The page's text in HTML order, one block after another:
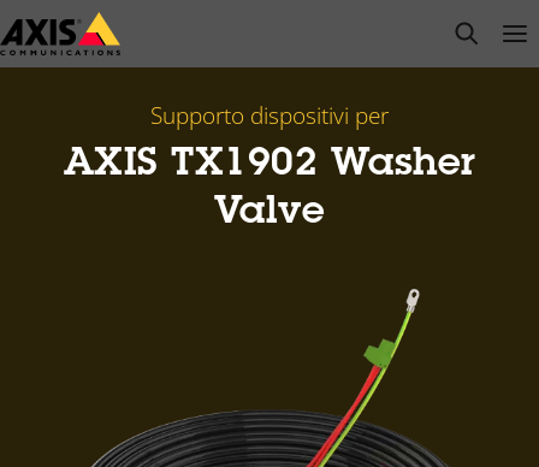
Salta
al
open
Supporto dispositivi per
AXIS TX1902 Washer
Valve